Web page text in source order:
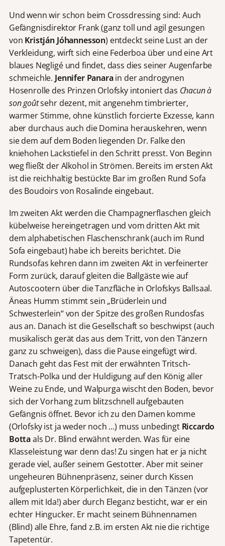
Und wenn wir schon beim Crossdressing sind: Auch
Gefängnisdirektor Frank (ganz toll und agil gesungen
von Kristján Jóhannesson) entdeckt seine Lust an der
Verkleidung, wirft sich eine Federboa über und eine Art
blaues Negligé und findet, dass dies seiner Augenfarbe
schmeichle. Jennifer Panarain der androgynen
Hosenrolle des Prinzen Orlofsky intoniert das Chacun à
son goûtsehr dezent, mit angenehm timbrierter,
warmer Stimme, ohne künstlich forcierte Exzesse, kann
aber durchaus auch die Domina herauskehren, wenn
sie dem auf dem Boden liegenden Dr. Falke den
kniehohen Lackstiefel in den Schritt presst. Von Beginn
weg fließt der Alkohol in Strömen. Bereits im ersten Akt
ist die reichhaltig bestückte Bar im großen Rund Sofa
des Boudoirs von Rosalinde eingebaut.
Im zweiten Akt werden die Champagnerflaschen gleich
kübelweise hereingetragen und vom dritten Akt mit
dem alphabetischen Flaschenschrank (auch im Rund
Sofa eingebaut) habe ich bereits berichtet. Die
Rundsofas kehren dann im zweiten Akt in verfeinerter
Form zurück, darauf gleiten die Ballgäste wie auf
Autoscootern über die Tanzfläche in Orlofskys Ballsaal.
Äneas Humm stimmt sein „Brüderlein und
Schwesterlein“ von der Spitze des großen Rundosfas
aus an. Danach ist die Gesellschaft so beschwipst (auch
musikalisch gerät das aus dem Tritt, von den Tänzern
ganz zu schweigen), dass die Pause eingefügt wird.
Danach geht das Fest mit der erwähnten Tritsch-
Tratsch-Polka und der Huldigung auf den König aller
Weine zu Ende, und Walpurga wischt den Boden, bevor
sich der Vorhang zum blitzschnell aufgebauten
Gefängnis öffnet. Bevor ich zu den Damen komme
(Orlofsky ist ja weder noch …) muss unbedingt Riccardo
Bottaals Dr. Blind erwähnt werden. Was für eine
Klasseleistung war denn das! Zu singen hat er ja nicht
gerade viel, außer seinem Gestotter. Aber mit seiner
ungeheuren Bühnenpräsenz, seiner durch Kissen
aufgeplusterten Körperlichkeit, die in den Tänzen (vor
allem mit Ida!) aber durch Eleganz besticht, war er ein
echter Hingucker. Er macht seinem Bühnennamen
(Blind) alle Ehre, fand z.B. im ersten Akt nie die richtige
Tapetentür.